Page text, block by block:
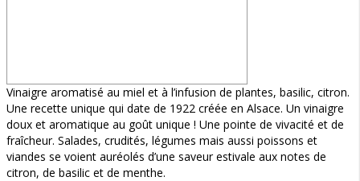
Vinaigre aromatisé au miel et à l’infusion de plantes, basilic, citron.
Une recette unique qui date de 1922 créée en Alsace. Un vinaigre
doux et aromatique au goût unique ! Une pointe de vivacité et de
fraîcheur. Salades, crudités, légumes mais aussi poissons et
viandes se voient auréolés d’une saveur estivale aux notes de
citron, de basilic et de menthe.